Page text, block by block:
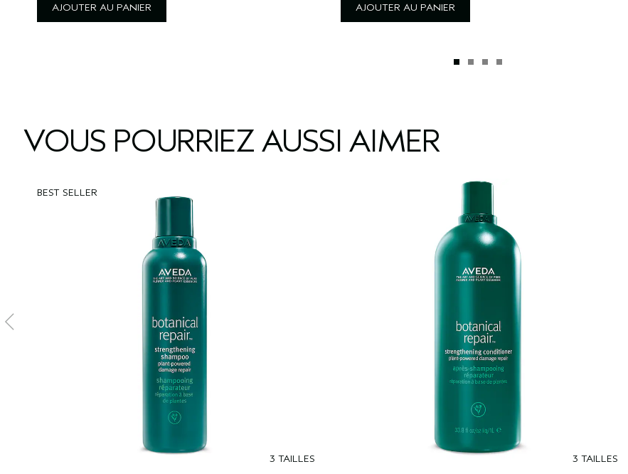
AJOUTER AU PANIER AJOUTER AU PANIER
VOUS POURRIEZ AUSSI AIMER
BEST SELLER
3 TAILLES 3 TAILLES